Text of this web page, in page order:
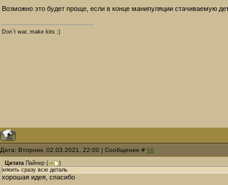
Возможно это будет проще, если в конце манипуляции стачиваемую
Don`t war, make kits ;)
Дата: Вторник, 02.03.2021, 22:00 | Сообщение # 66
Цитата Пайпер (
)
клеить сразу всю деталь
хорошая идея, спасибо